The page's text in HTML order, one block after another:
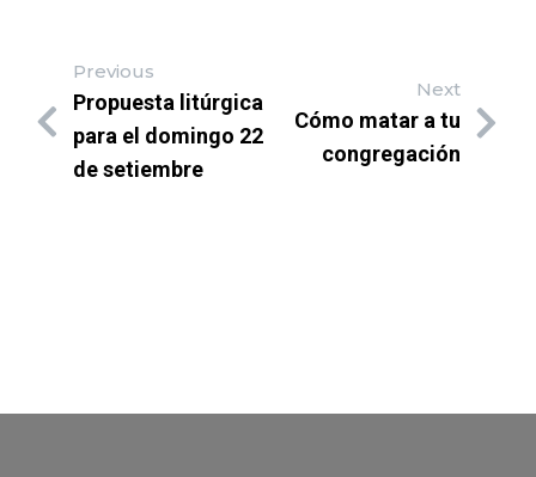
Previous
Propuesta litúrgica
para el domingo 22
de setiembre
Next
Cómo matar a tu
congregación